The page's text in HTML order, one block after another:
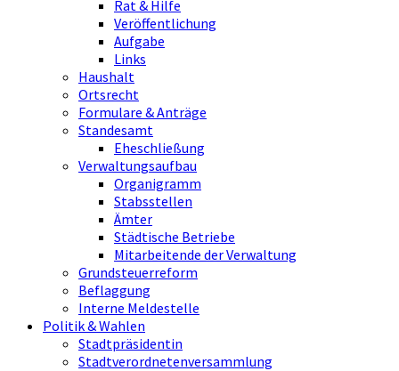
Rat & Hilfe
Veröffentlichung
Aufgabe
Links
Haushalt
Ortsrecht
Formulare & Anträge
Standesamt
Eheschließung
Verwaltungsaufbau
Organigramm
Stabsstellen
Ämter
Städtische Betriebe
Mitarbeitende der Verwaltung
Grundsteuerreform
Beflaggung
Interne Meldestelle
Politik & Wahlen
Stadtpräsidentin
Stadtverordnetenversammlung